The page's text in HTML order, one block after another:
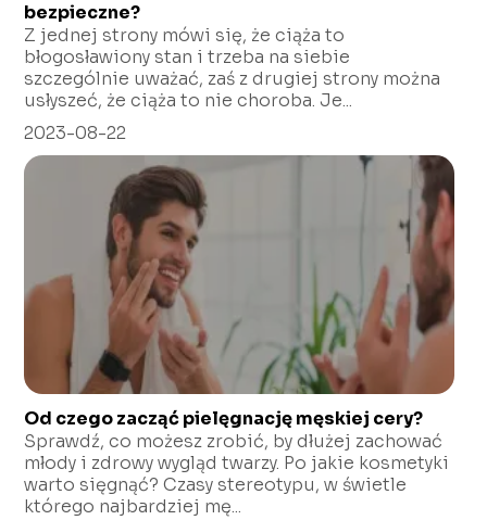
bezpieczne?
Z jednej strony mówi się, że ciąża to
błogosławiony stan i trzeba na siebie
szczególnie uważać, zaś z drugiej strony można
usłyszeć, że ciąża to nie choroba. Je...
2023-08-22
Od czego zacząć pielęgnację męskiej cery?
Sprawdź, co możesz zrobić, by dłużej zachować
młody i zdrowy wygląd twarzy. Po jakie kosmetyki
warto sięgnąć? Czasy stereotypu, w świetle
którego najbardziej mę...